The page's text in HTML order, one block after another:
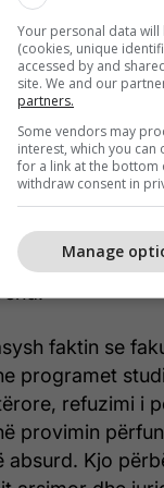
e jo
një Maqedoni
respektohen
shohim një
të
të atyre të
Pollozhani
përdorimin e
dhe
faktin se
programet
refuzimi i
provimin
absurd. Kjo
Your personal data
(cookies, unique
accessed by and
site. We and our
partners.
Some vendors may
interest, which you
for a link at the bottom
withdraw consent in
Manage